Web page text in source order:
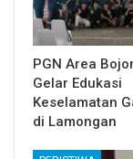
PGN Area
Gelar Edukasi
Keselamatan
di Lamongan